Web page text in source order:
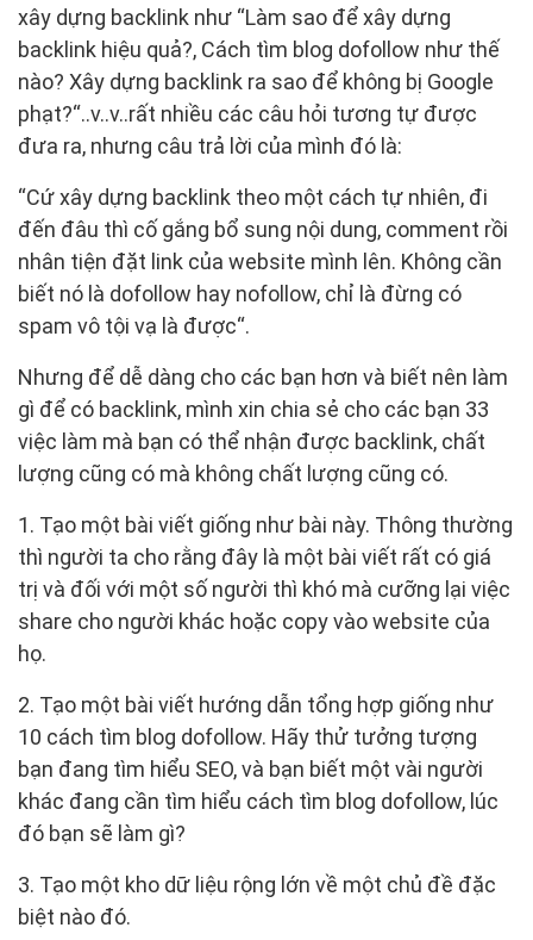
xây dựng backlink như “Làm sao để xây dựng
backlink hiệu quả?, Cách tìm blog dofollow như thế
nào? Xây dựng backlink ra sao để không bị Google
phạt?“..v..v..rất nhiều các câu hỏi tương tự được
đưa ra, nhưng câu trả lời của mình đó là:
“Cứ xây dựng backlink theo một cách tự nhiên, đi
đến đâu thì cố gắng bổ sung nội dung, comment rồi
nhân tiện đặt link của website mình lên. Không cần
biết nó là dofollow hay nofollow, chỉ là đừng có
spam vô tội vạ là được“.
Nhưng để dễ dàng cho các bạn hơn và biết nên làm
gì để có backlink, mình xin chia sẻ cho các bạn 33
việc làm mà bạn có thể nhận được backlink, chất
lượng cũng có mà không chất lượng cũng có.
1. Tạo một bài viết giống như bài này. Thông thường
thì người ta cho rằng đây là một bài viết rất có giá
trị và đối với một số người thì khó mà cưỡng lại việc
share cho người khác hoặc copy vào website của
họ.
2. Tạo một bài viết hướng dẫn tổng hợp giống như
10 cách tìm blog dofollow. Hãy thử tưởng tượng
bạn đang tìm hiểu SEO, và bạn biết một vài người
khác đang cần tìm hiểu cách tìm blog dofollow, lúc
đó bạn sẽ làm gì?
3. Tạo một kho dữ liệu rộng lớn về một chủ đề đặc
biệt nào đó.